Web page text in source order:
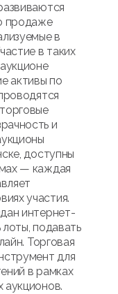
продаже
в
в таких
активы по
и
доступны
— каждая
участия.
интернет-
подавать
Торговая
для
в рамках
аукционов.